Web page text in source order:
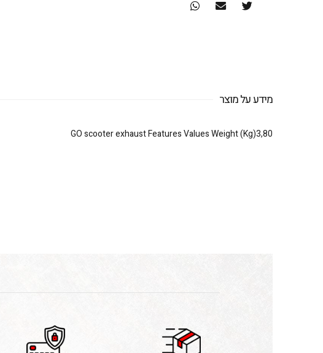
מידע על מוצר
GO scooter exhaust Features Values Weight (Kg)3,80